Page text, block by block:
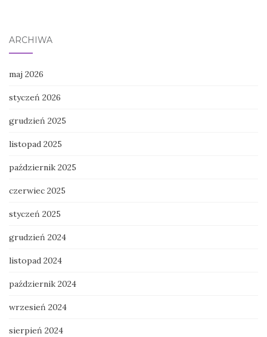
ARCHIWA
maj 2026
styczeń 2026
grudzień 2025
listopad 2025
październik 2025
czerwiec 2025
styczeń 2025
grudzień 2024
listopad 2024
październik 2024
wrzesień 2024
sierpień 2024